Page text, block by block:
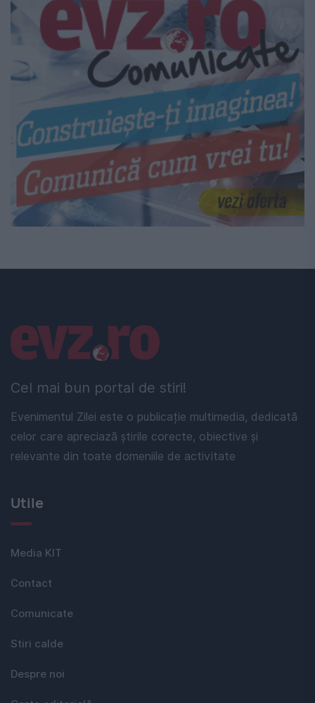
Cel mai bun portal de stiri!
Evenimentul Zilei este o publicație multimedia, dedicată
celor care apreciază știrile corecte, obiective și
relevante din toate domeniile de activitate
Linkuri utile
Utile
Media KIT
Contact
Comunicate
Stiri calde
Despre noi